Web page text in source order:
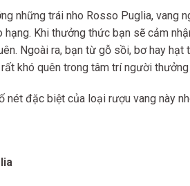
những trái nho Rosso Puglia, vang
hạng. Khi thưởng thức bạn sẽ cảm
Ngoài ra, bạn từ gỗ sồi, bơ hay
khó quên trong tâm trí người
nét đặc biệt của loại rượu vang này